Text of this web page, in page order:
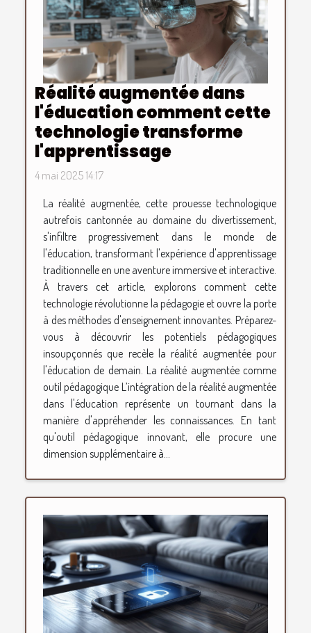
Réalité augmentée dans
l'éducation comment cette
technologie transforme
l'apprentissage
4 mai 2025 14:17
La réalité augmentée, cette prouesse technologique
autrefois cantonnée au domaine du divertissement,
s'infiltre progressivement dans le monde de
l'éducation, transformant l'expérience d'apprentissage
traditionnelle en une aventure immersive et interactive.
À travers cet article, explorons comment cette
technologie révolutionne la pédagogie et ouvre la porte
à des méthodes d'enseignement innovantes. Préparez-
vous à découvrir les potentiels pédagogiques
insoupçonnés que recèle la réalité augmentée pour
l'éducation de demain. La réalité augmentée comme
outil pédagogique L’intégration de la réalité augmentée
dans l'éducation représente un tournant dans la
manière d'appréhender les connaissances. En tant
qu'outil pédagogique innovant, elle procure une
dimension supplémentaire à...